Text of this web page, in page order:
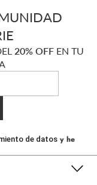
20% OFFEN TU
de datos y he